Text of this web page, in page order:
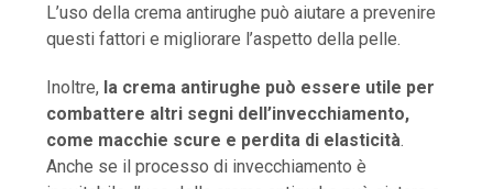
L’uso della crema antirughe può aiutare a prevenire
questi fattori e migliorare l’aspetto della pelle.
Inoltre, la crema antirughe può essere utile per
combattere altri segni dell’invecchiamento,
come macchie scure e perdita di elasticità.
Anche se il processo di invecchiamento è